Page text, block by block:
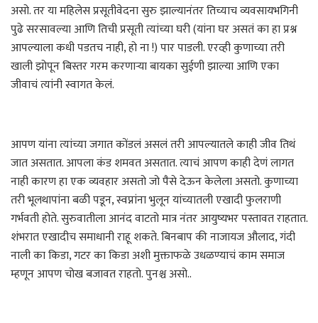
असो. तर या महिलेस प्रसूतीवेदना सुरु झाल्यानंतर तिच्याच व्यवसायभगिनी
पुढे सरसावल्या आणि तिची प्रसूती त्यांच्या घरी (यांना घर असतं का हा प्रश्न
आपल्याला कधी पडतच नाही, हो ना !) पार पाडली. एरव्ही कुणाच्या तरी
खाली झोपून बिस्तर गरम करणाऱ्या बायका सुईणी झाल्या आणि एका
जीवाचं त्यांनी स्वागत केलं.
आपण यांना त्यांच्या जगात कोंडलं असलं तरी आपल्यातले काही जीव तिथं
जात असतात. आपला कंड शमवत असतात. त्याचं आपण काही देणं लागत
नाही कारण हा एक व्यवहार असतो जो पैसे देऊन केलेला असतो. कुणाच्या
तरी भूलथापांना बळी पडून, स्वप्नांना भुलून यांच्यातली एखादी फुलराणी
गर्भवती होते. सुरुवातीला आनंद वाटतो मात्र नंतर आयुष्यभर पस्तावत राहतात.
शंभरात एखादीच समाधानी राहू शकते. बिनबाप की नाजायज औलाद, गंदी
नाली का किडा, गटर का किडा अशी मुक्ताफळे उधळण्याचं काम समाज
म्हणून आपण चोख बजावत राहतो. पुनश्च असो..